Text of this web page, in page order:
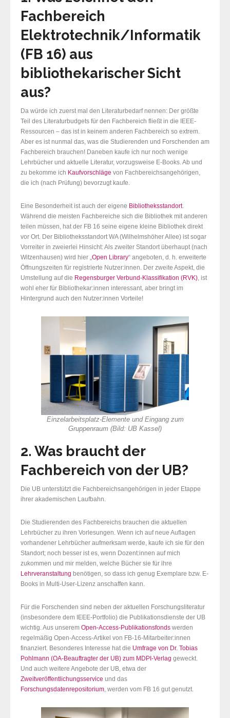
Fachbereich
Elektrotechnik/Informatik
(FB 16) aus
bibliothekarischer Sicht
aus?
Da würde ich zuerst mal den Literaturbedarf nennen: Der größte
Teil des Literaturbudgets für den Fachbereich fließt in die IEEE-
Ressourcen – das ist in keinem anderen Fachbereich so extrem.
Aber es ist nunmal das, was die Studierenden und Forschenden am
Fachbereich brauchen! Daneben kaufe ich nur noch wenige
Lehrbücher und aktuelle Literatur, vorzugsweise E-Books. Ab und
zu bekomme ich Kaufvorschläge von Fachbereichsangehörigen,
die ich (nach Prüfung) bevorzugt kaufe.
Eine Besonderheit ist auch der eigene Bibliotheksstandort.
Während die meisten Fachbereiche sich die Bibliothek mit anderen
teilen müssen, hat der FB 16 seine eigene kleine Bibliothek direkt
vor Ort. Der Bibliotheksstandort WA (Wilhelmshöher Allee) ist sogar
Vorreiter in zweierlei Hinsicht: Als zweiter Standort überhaupt (nach
Witzenhausen) wird hier „Open Library“ angeboten, d. h. erweiterte
Öffnungszeiten für registrierte Nutzer:innen. Der zweite Aspekt, die
Umstellung auf die Regensburger Verbund-Klassifikation (RVK), ist
wohl eher für Bibliothekar:innen interessant, aber bringt im
Hintergrund auch den Nutzer:innen Vorteile!
Einzelarbeitsplatz-Elemente und Eingang zum
Gruppenraum (Bild: UB Kassel)
2. Was braucht der
Fachbereich von der UB?
Die UB unterstützt die Fachbereichsangehörigen in jeder Etappe
ihrer akademischen Laufbahn.
Die Studierenden des Fachbereichs brauchen die aktuellen
Lehrbücher zu ihren Vorlesungen. Wenn ich auf neue Auflagen
vorhandener Lehrbücher aufmerksam werde, kaufe ich sie für den
Standort; noch besser ist es, wenn Dozent:innen auf mich
zukommen und mir melden, welche Bücher sie für ihre
Lehrveranstaltung benötigen, so dass ich genug Exemplare bzw. E-
Books in Multi-User-Lizenz anschaffen kann.
Für die Forschenden sind neben der aktuellen Forschungsliteratur
(insbesondere dem IEEE-Portfolio) die Publikationsdienste der UB
wichtig. Aus unserem Open-Access-Publikationsfonds werden
regelmäßig Open-Access-Artikel von FB-16-Mitarbeiter:innen
finanziert. Besonderes Interesse hat die Umfrage von Dr. Tobias
Pohlmann (OA-Beauftragter der UB) zum MDPI-Verlag geweckt.
Und auch weitere Angebote der UB, etwa der
Zweitveröffentlichungsservice und das
Forschungsdatenrepositorium, werden vom FB 16 gut genutzt.